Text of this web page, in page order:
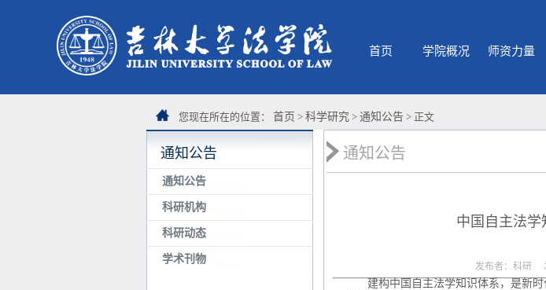
首页 学院概况 师资力量
您现在所在的位置： 首页 > 科学研究> 通知公告> 正文
通知公告
通知公告
科研机构
科研动态
学术刊物
通知公告
中国自主法学
发布者：科研
建构中国自主法学知识体系，是新